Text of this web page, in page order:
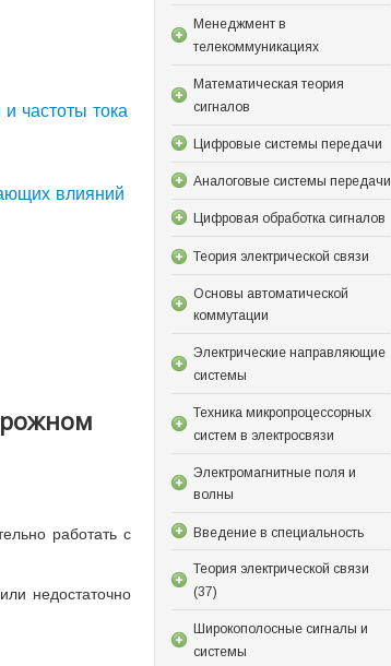
частоты тока
влияний
работать с
недостаточно
Менеджмент в
телекоммуникациях
Математическая теория
сигналов
Цифровые системы передачи
Аналоговые системы передачи
Цифровая обработка сигналов
Теория электрической связи
Основы автоматической
коммутации
Электрические направляющие
системы
Техника микропроцессорных
систем в электросвязи
Электромагнитные поля и
волны
Введение в специальность
Теория электрической связи
(37)
Широкополосные сигналы и
системы